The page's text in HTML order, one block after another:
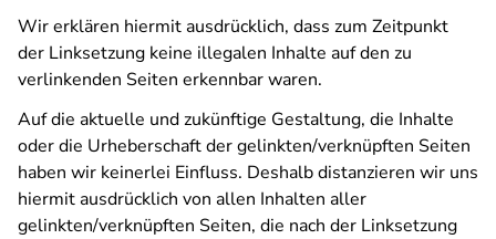
Wir erklären hiermit ausdrücklich, dass zum Zeitpunkt
der Linksetzung keine illegalen Inhalte auf den zu
verlinkenden Seiten erkennbar waren.
Auf die aktuelle und zukünftige Gestaltung, die Inhalte
oder die Urheberschaft der gelinkten/verknüpften Seiten
haben wir keinerlei Einfluss. Deshalb distanzieren wir uns
hiermit ausdrücklich von allen Inhalten aller
gelinkten/verknüpften Seiten, die nach der Linksetzung